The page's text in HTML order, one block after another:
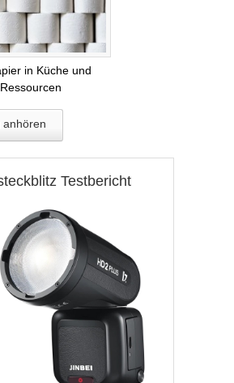
in Küche und
anhören
Testbericht